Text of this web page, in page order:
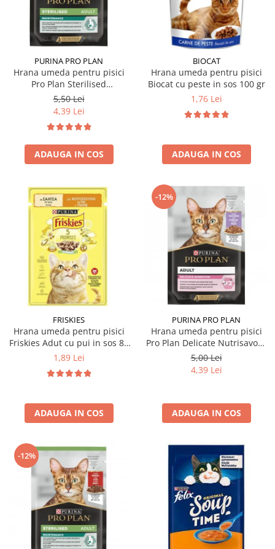
Hrana uscata
Hrana uscata caini
Caine Junior
Caine Adult
Caine Senior
Oferta 2 saci
Igiena caini
Cosmetica & produse de igiena
Covorase & Scutece
Solutii auriculare
Solutii dentare
Solutii oftalmice
Recompense caini
Hrana umeda
Hrana uscata
Hrana umeda pisici
Pisica Adult
Pisica Junior
Pisica Senior
Pisica Sterilizata
Ingrijire pisici
Asternut igienic
Igiena pisici
Oferte
Recompense pisici
PURINA PRO PLAN
Hrana umeda pentru pisici
Pro Plan Sterilised
Nutrisavour cu pui in sos 85
gr
5,50 Lei
4,39 Lei
ADAUGA IN COS
BIOCAT
Hrana umeda pentru pisici
Biocat cu peste in sos 100 gr
1,76 Lei
ADAUGA IN COS
FRISKIES
Hrana umeda pentru pisici
Friskies Adut cu pui in sos 85
gr
1,89 Lei
ADAUGA IN COS
-12%
PURINA PRO PLAN
Hrana umeda pentru pisici
Pro Plan Delicate Nutrisavour
cu curcan in sos 85 gr
5,00 Lei
4,39 Lei
ADAUGA IN COS
-12%